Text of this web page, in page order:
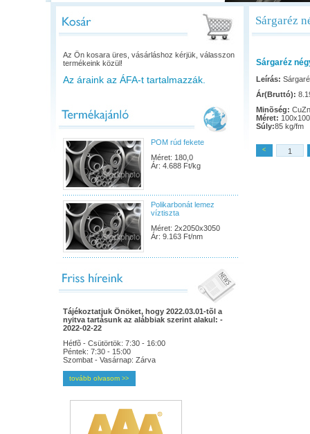
Az Ön kosara üres, vásárláshoz kérjük, válasszon
termékeink közül!
Az áraink az ÁFA-t tartalmazzák.
POM rúd fekete
Méret: 180,0
Ár: 4.688 Ft/kg
Polikarbonát lemez
víztiszta
Méret: 2x2050x3050
Ár: 9.163 Ft/nm
Tájékoztatjuk Önöket, hogy 2022.03.01-tõl a
nyitva tartásunk az alábbiak szerint alakul: -
2022-02-22
Hétfõ - Csütörtök: 7:30 - 16:00
Péntek: 7:30 - 15:00
Szombat - Vasárnap: Zárva
tovább olvasom >>
Sárgaréz
Sárgaréz
Leírás:
Ár(Bruttó):
Minõség:
Méret: 100x100
Súly:85 kg/fm
<